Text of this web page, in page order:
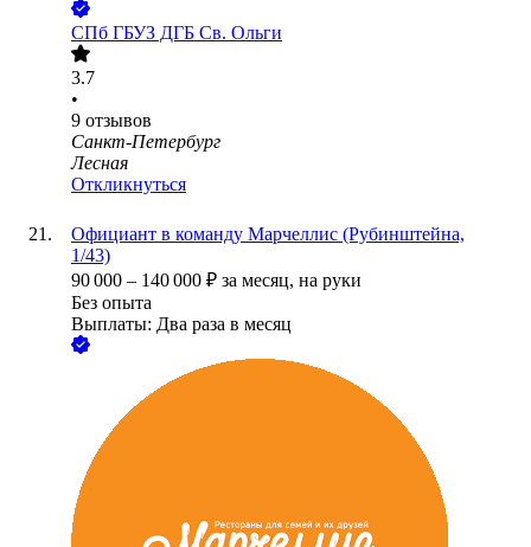
СПб ГБУЗ ДГБ Св. Ольги
3.7
•
9 отзывов
Санкт-Петербург
Лесная
Откликнуться
Официант в команду Марчеллис (Рубинштейна,
1/43)
90 000 – 140 000 ₽ за месяц, на руки
Без опыта
Выплаты: Два раза в месяц